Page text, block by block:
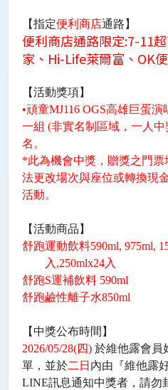
【指定便利商店通路】
便利商店通路限定:7-11
家、 Hi-Life萊爾富、 OK
【活動獎項】
•頑童MJ116 OGS高雄巨蛋演
一組 (非實名制區域，一人中
名。
*此為機會中獎，贈獎之門票
法更改場次與座位或轉換現
活動。
【活動商品】
舒跑運動飲料590ml, 975ml,
入 ,250mlx24入
舒跑S運補飲料590ml
舒跑鹼性離子水850ml
【中獎公布時間】
2026/05/28(四) 於維他露會員
單，並於二日 內由『維他露
LINE訊息通知中獎者，請勿